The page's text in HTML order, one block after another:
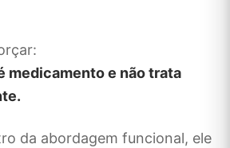
medicamento e não trata
da abordagem funcional, ele